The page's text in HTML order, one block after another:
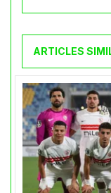
ARTICLES